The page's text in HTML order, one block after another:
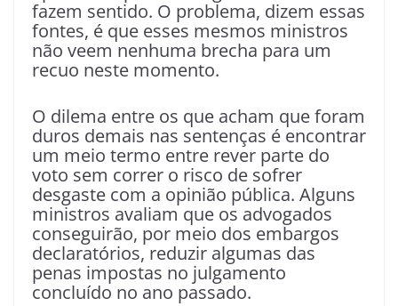
fazem sentido. O problema, dizem essas
fontes, é que esses mesmos ministros
não veem nenhuma brecha para um
recuo neste momento.
O dilema entre os que acham que foram
duros demais nas sentenças é encontrar
um meio termo entre rever parte do
voto sem correr o risco de sofrer
desgaste com a opinião pública. Alguns
ministros avaliam que os advogados
conseguirão, por meio dos embargos
declaratórios, reduzir algumas das
penas impostas no julgamento
concluído no ano passado.